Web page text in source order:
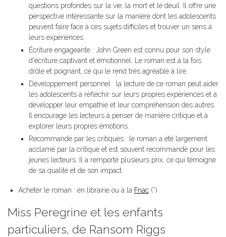
questions profondes sur la vie, la mort et le deuil. Il offre une
perspective intéressante sur la manière dont les adolescents
peuvent faire face à ces sujets difficiles et trouver un sens à
leurs expériences.
Écriture engageante : John Green est connu pour son style
d'écriture captivant et émotionnel. Le roman est à la fois
drôle et poignant, ce qui le rend très agréable à lire.
Développement personnel : la lecture de ce roman peut aider
les adolescents à réfléchir sur leurs propres expériences et à
développer leur empathie et leur compréhension des autres.
Il encourage les lecteurs à penser de manière critique et à
explorer leurs propres émotions.
Recommandé par les critiques : le roman a été largement
acclamé par la critique et est souvent recommandé pour les
jeunes lecteurs. Il a remporté plusieurs prix, ce qui témoigne
de sa qualité et de son impact.
Acheter le roman : en librairie ou à la Fnac (*)
Miss Peregrine et les enfants
particuliers, de Ransom Riggs